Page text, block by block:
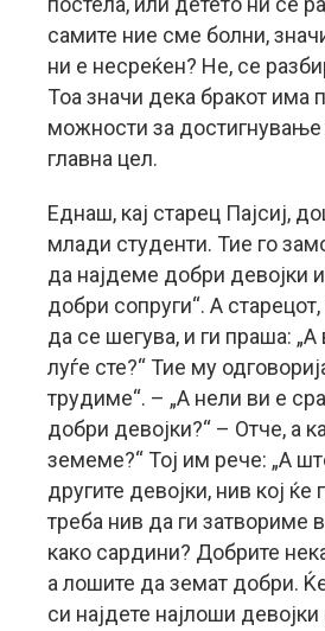
самите ние сме болни,
ни е несреќен? Не, се
Тоа значи дека бракот има
можности за достигнување
главна цел.
Еднаш, кај старец Пајсиј,
млади студенти. Тие го
да најдеме добри девојки
добри сопруги“. А
да се шегува, и ги праша:
луѓе сте?“ Тие му
трудиме“. – „А нели ви е
добри девојки?“ – Отче, а
земеме?“ Тој им рече: „А
другите девојки, нив кој
треба нив да ги затвориме
како сардини? Добрите
а лошите да земат добри.
си најдете најлоши девојки